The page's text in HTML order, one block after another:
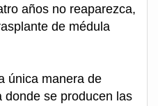
años no reaparezca,
de médula
única manera de
donde se producen las